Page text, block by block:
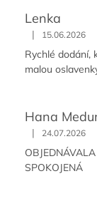
Lenka
| 15.06.2026
Rychlé dodání,
malou
Hana
| 24.07.2026
SPOKOJENÁ